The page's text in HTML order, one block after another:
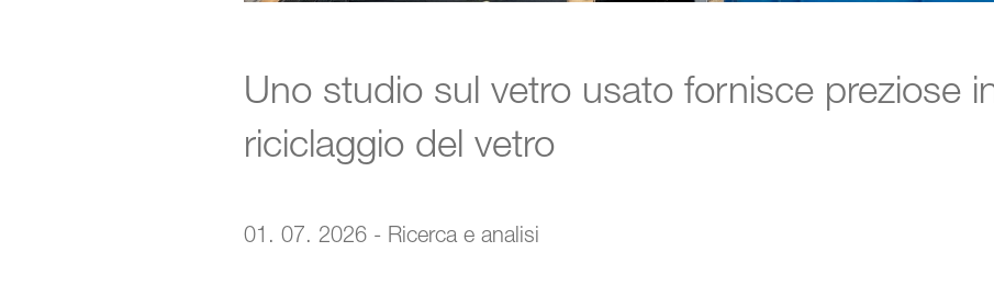
Uno studio sul vetro usato fornisce preziose
riciclaggio del vetro
01. 07. 2026 - Ricerca e analisi